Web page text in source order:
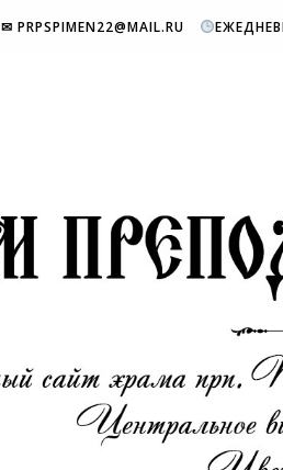
✉ PRPSPIMEN22@MAIL.RU